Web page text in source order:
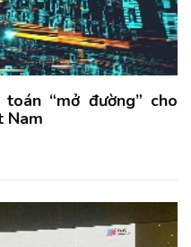
“mở đường” cho
Nam